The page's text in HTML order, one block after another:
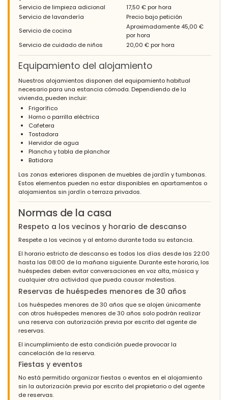
Servicio de limpieza adicional
17,50 € por hora
Servicio de lavandería
Precio bajo petición
Servicio de cocina
Aproximadamente 45,00 €
por hora
Servicio de cuidado de niños
20,00 € por hora
Equipamiento del alojamiento
Nuestros alojamientos disponen del equipamiento habitual
necesario para una estancia cómoda. Dependiendo de la
vivienda, pueden incluir:
Frigorífico
Horno o parrilla eléctrica
Cafetera
Tostadora
Hervidor de agua
Plancha y tabla de planchar
Batidora
Las zonas exteriores disponen de muebles de jardín y tumbonas.
Estos elementos pueden no estar disponibles en apartamentos o
alojamientos sin jardín o terraza privados.
Normas de la casa
Respeto a los vecinos y horario de descanso
Respete a los vecinos y al entorno durante toda su estancia.
El horario estricto de descanso es todos los días desde las 22:00
hasta las 08:00 de la mañana siguiente. Durante este horario, los
huéspedes deben evitar conversaciones en voz alta, música y
cualquier otra actividad que pueda causar molestias.
Reservas de huéspedes menores de 30 años
Los huéspedes menores de 30 años que se alojen únicamente
con otros huéspedes menores de 30 años solo podrán realizar
una reserva con autorización previa por escrito del agente de
reservas.
El incumplimiento de esta condición puede provocar la
cancelación de la reserva.
Fiestas y eventos
No está permitido organizar fiestas o eventos en el alojamiento
sin la autorización previa por escrito del propietario o del agente
de reservas.